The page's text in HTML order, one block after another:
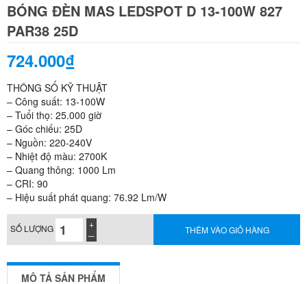
BÓNG ĐÈN MAS LEDSPOT D 13-100W 827
PAR38 25D
724.000₫
THÔNG SỐ KỸ THUẬT
– Công suất: 13-100W
– Tuổi thọ: 25.000 giờ
– Góc chiếu: 25D
– Nguồn: 220-240V
– Nhiệt độ màu: 2700K
– Quang thông: 1000 Lm
– CRI: 90
– Hiệu suất phát quang: 76.92 Lm/W
SỐ LƯỢNG THÊM VÀO GIỎ HÀNG
MÔ TẢ SẢN PHẨM